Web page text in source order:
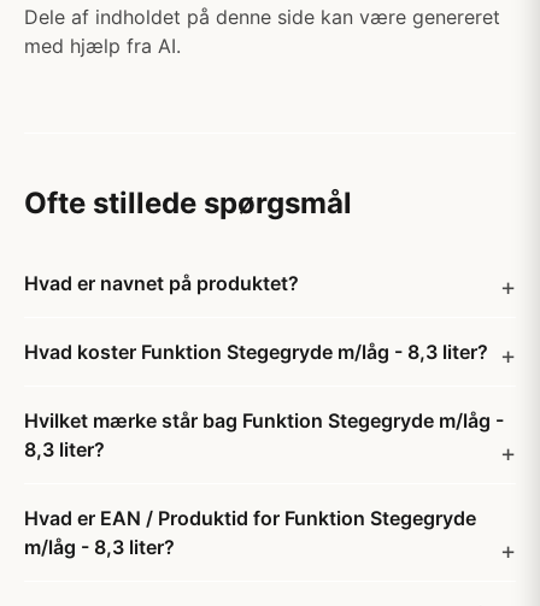
Dele af indholdet på denne side kan være genereret
med hjælp fra AI.
Ofte stillede spørgsmål
Hvad er navnet på produktet?
Hvad koster Funktion Stegegryde m/låg - 8,3 liter?
Hvilket mærke står bag Funktion Stegegryde m/låg -
8,3 liter?
Hvad er EAN / Produktid for Funktion Stegegryde
m/låg - 8,3 liter?